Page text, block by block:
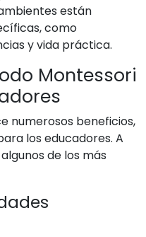
están
como
y vida práctica.
Montessori
numerosos beneficios,
los educadores. A
de los más